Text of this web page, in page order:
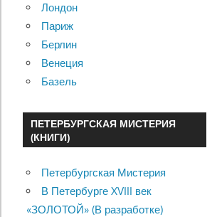
Лондон
Париж
Берлин
Венеция
Базель
ПЕТЕРБУРГСКАЯ МИСТЕРИЯ
(КНИГИ)
Петербургская Мистерия
В Петербурге XVIII век
«ЗОЛОТОЙ» (В разработке)